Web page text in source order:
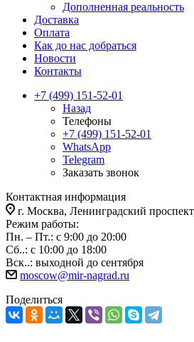
Дополненная реальность
Доставка
Оплата
Как до нас добраться
Новости
Контакты
+7 (499) 151-52-01
Назад
Телефоны
+7 (499) 151-52-01
WhatsApp
Telegram
Заказать звонок
Контактная информация
г. Москва, Ленинградский
Режим работы:
Пн. – Пт.: с 9:00 до 20:00
Сб..: с 10:00 до 18:00
Вск..: выходной до сентября
moscow@mir-nagrad.ru
Поделиться